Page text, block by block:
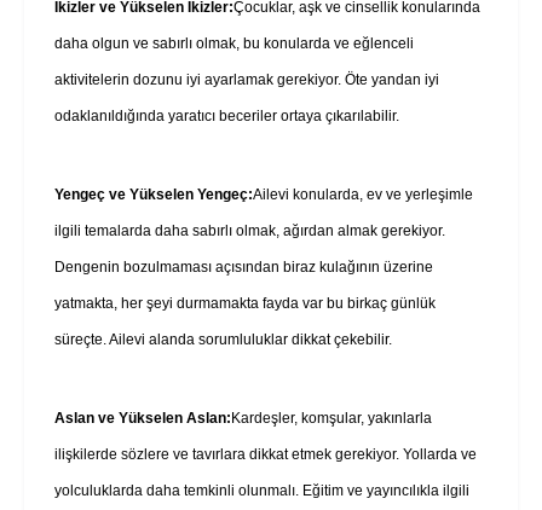
İkizler ve Yükselen İkizler:Çocuklar, aşk ve cinsellik konularında
daha olgun ve sabırlı olmak, bu konularda ve eğlenceli
aktivitelerin dozunu iyi ayarlamak gerekiyor. Öte yandan iyi
odaklanıldığında yaratıcı beceriler ortaya çıkarılabilir.
Yengeç ve Yükselen Yengeç:Ailevi konularda, ev ve yerleşimle
ilgili temalarda daha sabırlı olmak, ağırdan almak gerekiyor.
Dengenin bozulmaması açısından biraz kulağının üzerine
yatmakta, her şeyi durmamakta fayda var bu birkaç günlük
süreçte. Ailevi alanda sorumluluklar dikkat çekebilir.
Aslan ve Yükselen Aslan:Kardeşler, komşular, yakınlarla
ilişkilerde sözlere ve tavırlara dikkat etmek gerekiyor. Yollarda ve
yolculuklarda daha temkinli olunmalı. Eğitim ve yayıncılıkla ilgili